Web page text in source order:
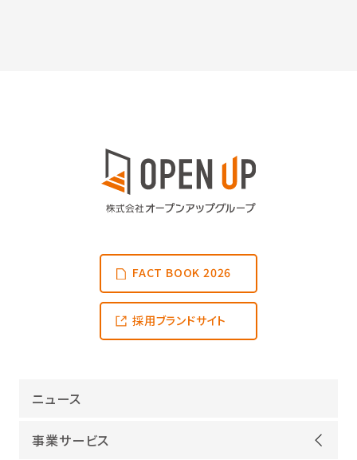
FACT BOOK 2026
採用ブランドサイト
ニュース
事業サービス